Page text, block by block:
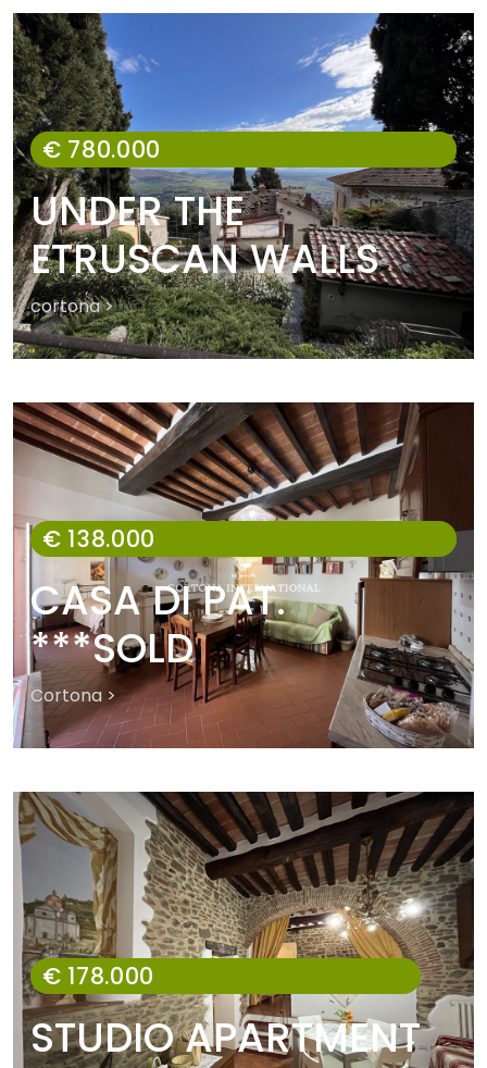
€ 780.000
UNDER THE
ETRUSCAN WALLS
cortona >
€ 138.000
CASA DI PAT.
***SOLD
Cortona >
€ 178.000
STUDIO APARTMENT